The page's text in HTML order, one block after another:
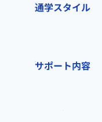
通学スタイル
サポート内容